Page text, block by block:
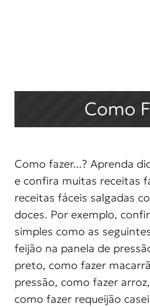
Como
Como fazer...? Aprenda
e confira muitas receitas
receitas fáceis salgadas
doces. Por exemplo,
simples como as
feijão na panela de
preto, como fazer
pressão, como fazer
como fazer requeijão